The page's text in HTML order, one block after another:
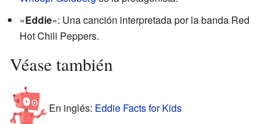
«Eddie»: Una canción interpretada por la banda Red
Hot Chili Peppers.
Véase también
En inglés: Eddie Facts for Kids